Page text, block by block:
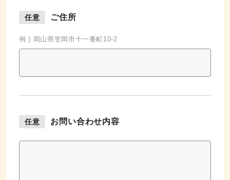
任意 ご住所
例 ) 岡山県笠岡市十一番町10-2
任意 お問い合わせ内容